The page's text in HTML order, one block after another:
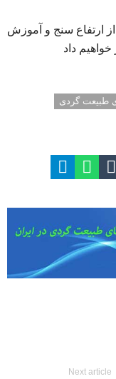
ارتفاع سنج و آموزش
داد
طبیعت گردی
Next article